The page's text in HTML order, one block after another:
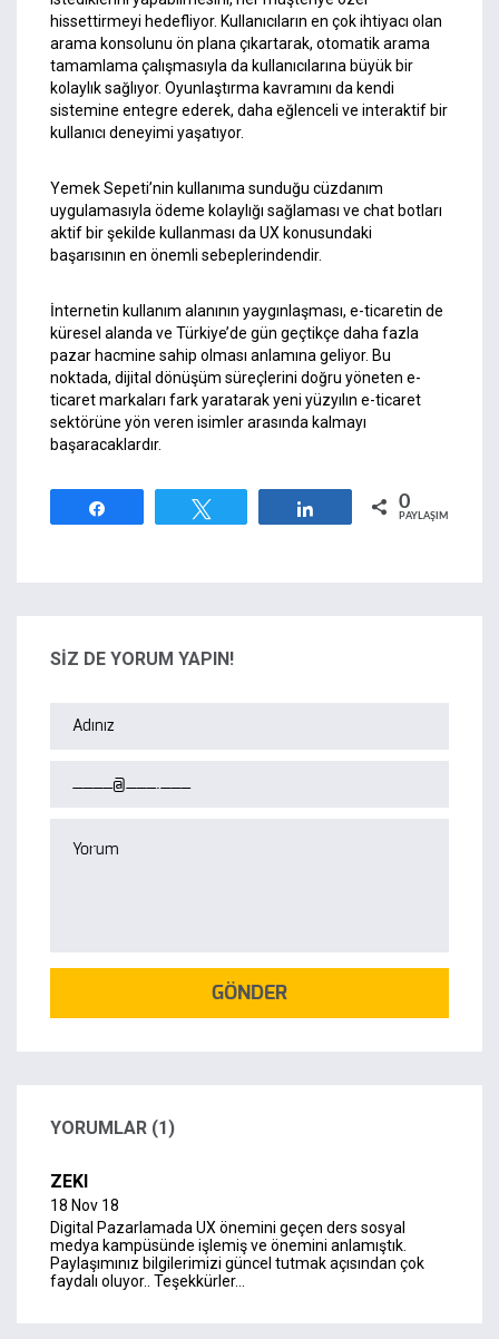
hissettirmeyi hedefliyor. Kullanıcıların en çok ihtiyacı olan
arama konsolunu ön plana çıkartarak, otomatik arama
tamamlama çalışmasıyla da kullanıcılarına büyük bir
kolaylık sağlıyor. Oyunlaştırma kavramını da kendi
sistemine entegre ederek, daha eğlenceli ve interaktif bir
kullanıcı deneyimi yaşatıyor.
Yemek Sepeti’nin kullanıma sunduğu cüzdanım
uygulamasıyla ödeme kolaylığı sağlaması ve chat botları
aktif bir şekilde kullanması da UX konusundaki
başarısının en önemli sebeplerindendir.
İnternetin kullanım alanının yaygınlaşması, e-ticaretin de
küresel alanda ve Türkiye’de gün geçtikçe daha fazla
pazar hacmine sahip olması anlamına geliyor. Bu
noktada, dijital dönüşüm süreçlerini doğru yöneten e-
ticaret markaları fark yaratarak yeni yüzyılın e-ticaret
sektörüne yön veren isimler arasında kalmayı
başaracaklardır.
0
PAYLAŞIMLAR
SİZ DE YORUM YAPIN!
GÖNDER
YORUMLAR (1)
ZEKI
18 Nov 18
Digital Pazarlamada UX önemini geçen ders sosyal
medya kampüsünde işlemiş ve önemini anlamıştık.
Paylaşımınız bilgilerimizi güncel tutmak açısından çok
faydalı oluyor.. Teşekkürler...